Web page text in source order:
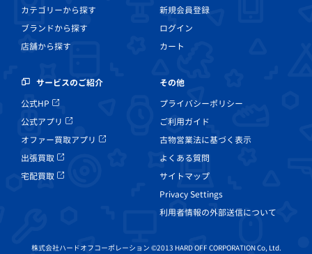
カテゴリーから探す
ブランドから探す
店舗から探す
新規会員登録
ログイン
カート
サービスのご紹介
公式HP
公式アプリ
オファー買取アプリ
出張買取
宅配買取
その他
プライバシーポリシー
ご利用ガイド
古物営業法に基づく表示
よくある質問
サイトマップ
Privacy Settings
利用者情報の外部送信について
株式会社ハードオフコーポレーション ©2013 HARD OFF CORPORATION Co, Ltd.